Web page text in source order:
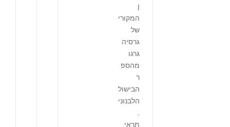
ן
המקורי
של
גרסיה
גרגו
מהספ
ר
הבישול
הלבנוני
.
תראי